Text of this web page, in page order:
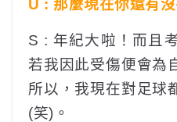
U : 那麼現在你還有
S : 年紀大啦！而且
若我因此受傷便會為
所以，我現在對足球
(笑)。